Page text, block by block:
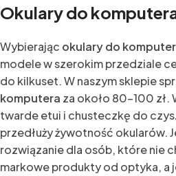
Okulary do
Wybierając okulary do
modele w szerokim przedziale
do kilkuset. W naszym sklepie
komputera za około 80-100 zł.
twarde etui i chusteczkę do
przedłuży żywotność okularów.
rozwiązanie dla osób, które nie
markowe produkty od optyka, a